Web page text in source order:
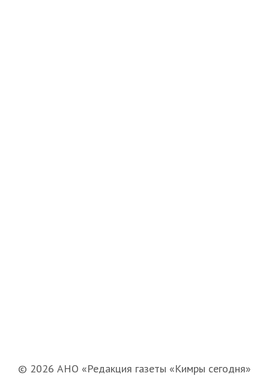
© 2026 АНО «Редакция газеты «Кимры сегодня»